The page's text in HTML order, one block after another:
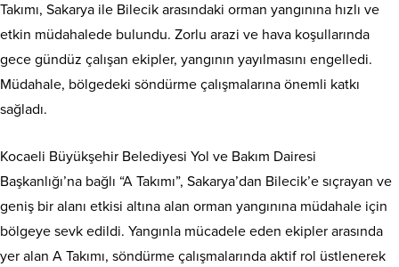
Takımı, Sakarya ile Bilecik arasındaki orman yangınına hızlı ve
etkin müdahalede bulundu. Zorlu arazi ve hava koşullarında
gece gündüz çalışan ekipler, yangının yayılmasını engelledi.
Müdahale, bölgedeki söndürme çalışmalarına önemli katkı
sağladı.
Kocaeli Büyükşehir Belediyesi Yol ve Bakım Dairesi
Başkanlığı’na bağlı “A Takımı”, Sakarya’dan Bilecik’e sıçrayan ve
geniş bir alanı etkisi altına alan orman yangınına müdahale için
bölgeye sevk edildi. Yangınla mücadele eden ekipler arasında
yer alan A Takımı, söndürme çalışmalarında aktif rol üstlenerek